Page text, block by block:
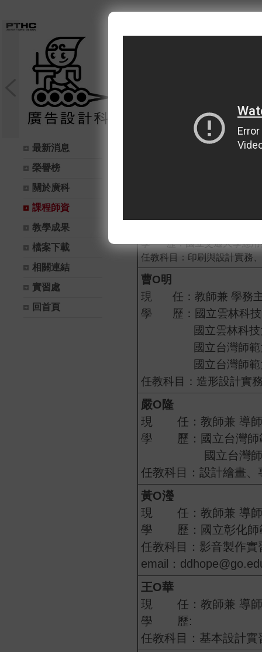
最新消息
榮譽榜
關於廣科
課程師資
教學成果
檔案下載
相關連結
實習處
回首頁
學 歷：國立交通大學應
任教科目：印刷與設計實務
曹O明
現 任：教師兼 學務
學 歷：國立雲林科技
國立雲林科技大
國立台灣師範大
國立台灣師範大
任教科目：造形設計實
嚴O隆
現 任：教師兼 導師
學 歷：國立台灣師
國立台灣師範
任教科目：設計繪畫、
黃O瀅
現 任：教師兼 導師
學 歷：國立彰化師
任教科目：影音製作
email：
王O華
現 任：教師兼 導師
學 歷:
任教科目：基本設計實